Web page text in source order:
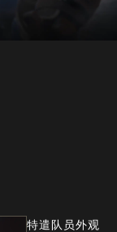
特遣队员外观